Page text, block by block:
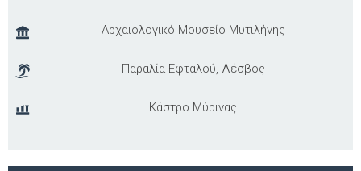
Αρχαιολογικό Μουσείο Μυτιλήνης
Παραλία Εφταλού, Λέσβος
Κάστρο Μύρινας